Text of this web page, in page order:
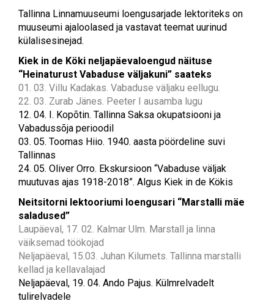
Tallinna Linnamuuseumi loengusarjade lektoriteks on
muuseumi ajaloolased ja vastavat teemat uurinud
külalisesinejad.
Kiek in de Köki neljapäevaloengud näituse
“Heinaturust Vabaduse väljakuni” saateks
01. 03. Villu Kadakas. Vabaduse väljaku eellugu.
22. 03. Zurab Jänes. Peeter I ausamba lugu
12. 04. I. Kopõtin. Tallinna Saksa okupatsiooni ja
Vabadussõja perioodil
03. 05. Toomas Hiio. 1940. aasta pöördeline suvi
Tallinnas
24. 05. Oliver Orro. Ekskursioon “Vabaduse väljak
muutuvas ajas 1918-2018”. Algus Kiek in de Kökis
Neitsitorni lektooriumi loengusari “Marstalli mäe
saladused”
Laupäeval, 17. 02. Kalmar Ulm. Marstall ja linna
väiksemad töökojad
Neljapäeval, 15.03. Juhan Kilumets. Tallinna marstalli
kellad ja kellavalajad
Neljapäeval, 19. 04. Ando Pajus. Külmrelvadelt
tulirelvadele